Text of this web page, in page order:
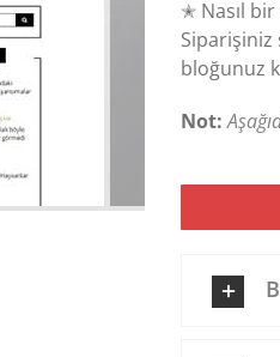
✭ Nasıl bir
bloğunuz
Not: